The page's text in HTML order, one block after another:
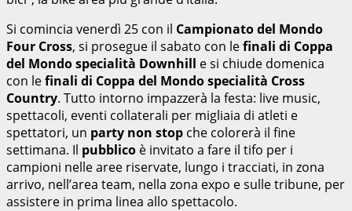
Si comincia venerdì 25 con il Campionato del Mondo
Four Cross, si prosegue il sabato con lefinali di Coppa
del Mondo specialità Downhill e si chiude domenica
con lefinali di Coppa del Mondo specialità Cross
Country. Tutto intorno impazzerà la festa: live music,
spettacoli, eventi collaterali per migliaia di atleti e
spettatori, un party non stop che colorerà il fine
settimana. Il pubblico è invitato a fare il tifo per i
campioni nelle aree riservate, lungo i tracciati, in zona
arrivo, nell’area team, nella zona expo e sulle tribune, per
assistere in prima linea allo spettacolo.